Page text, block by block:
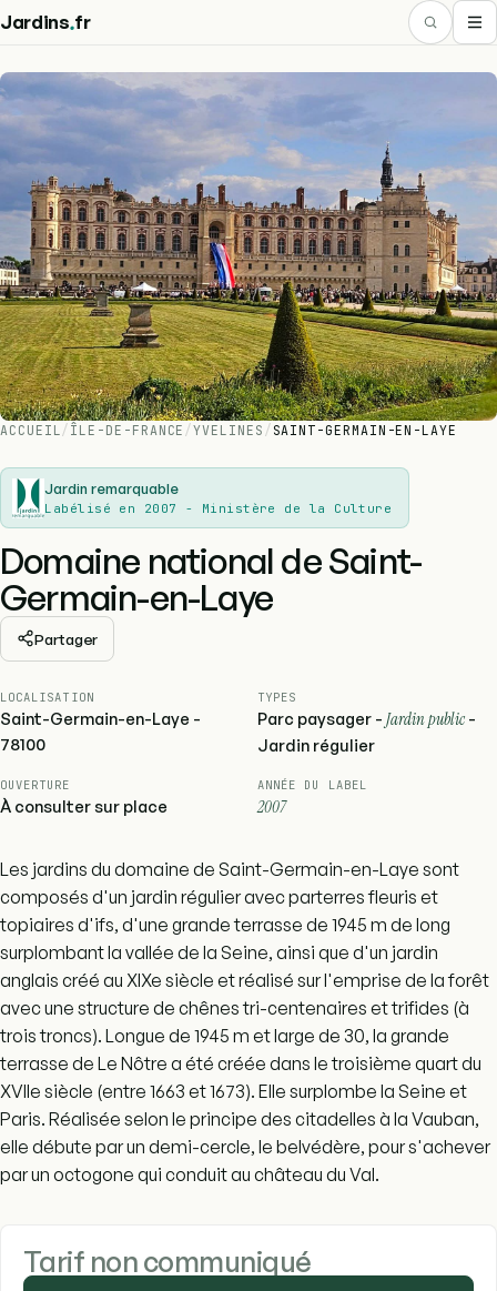
Jardins.fr
ACCUEIL / ÎLE-DE-FRANCE /YVELINES / SAINT-GERMAIN-EN-LAYE
Jardin remarquable
Labélisé en 2007 - Ministère de la Culture
Domaine national de Saint-
Germain-en-Laye
Partager
LOCALISATION
Saint-Germain-en-Laye -
78100
TYPES
Parc paysager - Jardin public -
Jardin régulier
OUVERTURE
À consulter sur place
ANNÉE DU LABEL
2007
Les jardins du domaine de Saint-Germain-en-Laye sont
composés d'un jardin régulier avec parterres fleuris et
topiaires d'ifs, d'une grande terrasse de 1945 m de long
surplombant la vallée de la Seine, ainsi que d'un jardin
anglais créé au XIXe siècle et réalisé sur l'emprise de la forêt
avec une structure de chênes tri-centenaires et trifides (à
trois troncs). Longue de 1945 m et large de 30, la grande
terrasse de Le Nôtre a été créée dans le troisième quart du
XVIIe siècle (entre 1663 et 1673). Elle surplombe la Seine et
Paris. Réalisée selon le principe des citadelles à la Vauban,
elle débute par un demi-cercle, le belvédère, pour s'achever
par un octogone qui conduit au château du Val.
Tarif non communiqué